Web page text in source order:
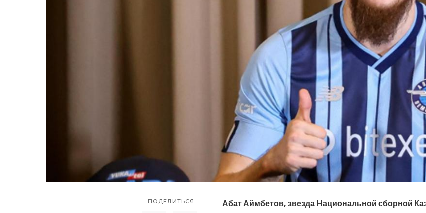
ПОДЕЛИТЬСЯ
Абат Аймбетов, звезда Национальной сборной